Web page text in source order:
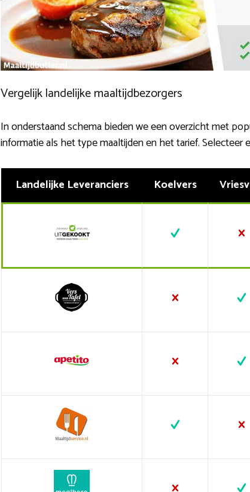
Vergelijk landelijke maaltijdbezorgers
In onderstaand schema bieden we een overzicht met
informatie als het type maaltijden en het tarief. Selecteer
Landelijke Leveranciers Koelvers